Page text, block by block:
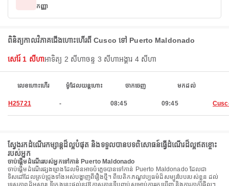
កញ្ញា
ពិនិត្យកាលវិភាគជើងហោះហើរពី Cusco ទៅ Puerto Maldonado
សៅរ៍ 1 សីហាអាទិត្យ 2 សីហាចន្ទ 3 សីហាអង្គារ 4 សីហា
លេខហោះហើរ ម៉ូដែលយន្តហោះ ចាកចេញ មកដល់
H25721 - 08:45 09:45
ស្វែងរកដំណើរកម្សាន្តដ៏ល្អបំផុត និងទទួលបានបទពិសោធន៍ធ្វើដំណើរដ៏ល្អឥតខ្ចោះ
របស់អ្នក
ចាប់ផ្តើមដំណើររបស់អ្នកទៅកាន់ Puerto Maldonado
ចាប់ផ្តើមដំណើរផ្សងព្រេងដែលមិនអាចបំភ្លេចបានទៅកាន់ Puerto Maldonado ដែលជា
ទិសដៅដែលគ្រប់ជ្រុងទាំងអស់បង្ហាញពីរឿងថ្មី។ ពីបេតិកភណ្ឌវប្បធម៌ដ៏សម្បូរបែបរបស់ខ្លួន ដល់
ទេសភាពដ៏អស្ចារ្យ ទីក្រុងនេះផ្តល់នូវឱកាសគ្មានទីបញ្ចប់សម្រាប់ការរកឃើញ និងការភ្ញាក់ផ្អើល។